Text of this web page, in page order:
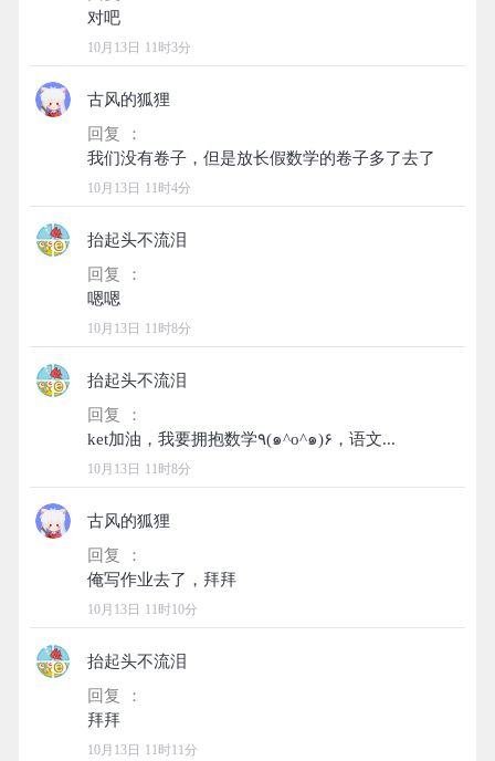
10月13日 11时3分
古风的狐狸
回复 ：
10月13日 11时4分
抬起头不流泪
回复 ：
10月13日 11时8分
抬起头不流泪
回复 ：
10月13日 11时8分
古风的狐狸
回复 ：
10月13日 11时10分
抬起头不流泪
回复 ：
10月13日 11时11分